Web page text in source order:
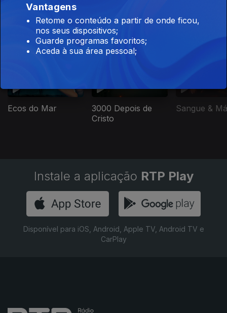
Este conteúdo faz parte de RTP Lab
Ecos do Mar
3000 Depois de
Cristo
Sangue &
Instale a aplicação RTP Play
Disponível para iOS, Android, Apple TV, Android TV e
CarPlay
Vantagens
Retome o conteúdo a partir de onde ficou,
nos seus dispositivos;
Guarde programas favoritos;
Aceda à sua área pessoal;